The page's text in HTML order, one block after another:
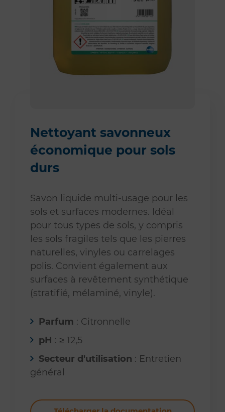
Nettoyant savonneux
économique pour sols
durs
Savon liquide multi-usage pour les
sols et surfaces modernes. Idéal
pour tous types de sols, y compris
les sols fragiles tels que les pierres
naturelles, vinyles ou carrelages
polis. Convient également aux
surfaces à revêtement synthétique
(stratifié, mélaminé, vinyle).
Parfum : Citronnelle
pH : ≥ 12,5
Secteur d'utilisation : Entretien
général